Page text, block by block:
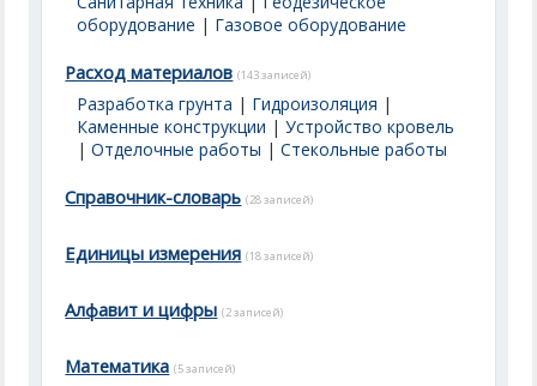
оборудование | Газовое оборудование
Расход материалов (143 записей)
Разработка грунта | Гидроизоляция |
Каменные конструкции |Устройство кровель
|Отделочные работы |Стекольные работы
Справочник-словарь (28 записей)
Единицы измерения (18 записей)
Алфавит и цифры (2 записей)
Математика (5 записей)